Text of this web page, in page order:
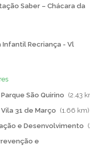
Saber – Chácara da
Infantil Recriança - Vl
São Quirino (2.43
31 de Março (1.66 km)
e Desenvolvimento
e